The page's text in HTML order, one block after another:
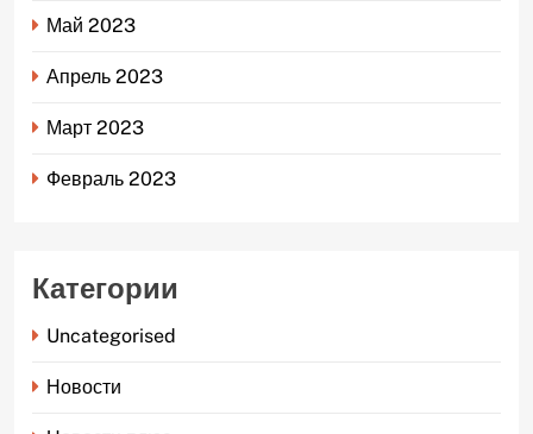
Май 2023
Апрель 2023
Март 2023
Февраль 2023
Категории
Uncategorised
Новости